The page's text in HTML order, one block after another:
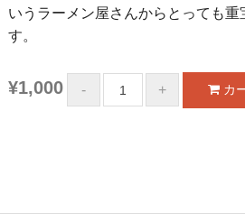
いうラーメン屋さんからとっても
す。
¥1,000